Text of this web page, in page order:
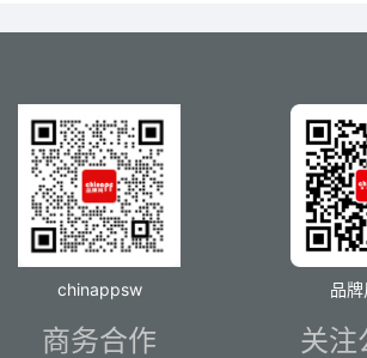
chinappsw
商务合作
品
关注